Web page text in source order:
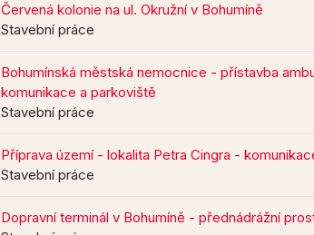
Červená kolonie na ul. Okružní v Bohumíně
Stavební práce
Bohumínská městská nemocnice - přístavba
komunikace a parkoviště
Stavební práce
Příprava území - lokalita Petra Cingra -
Stavební práce
Dopravní terminál v Bohumíně - přednádrážní